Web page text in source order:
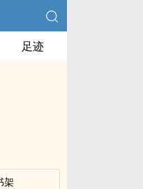
足迹
架